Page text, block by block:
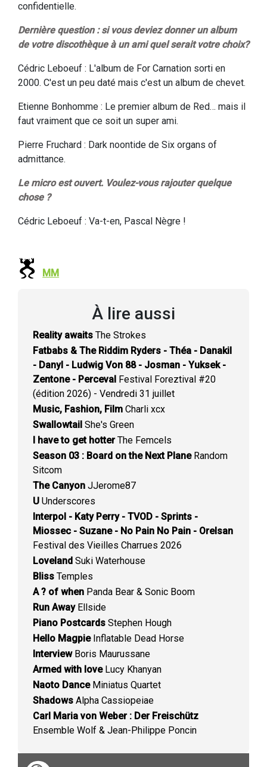
confidentielle.
Dernière question : si vous deviez donner un album
de votre discothèque à un ami quel serait votre choix?
Cédric Leboeuf : L'album de For Carnation sorti en
2000. C'est un peu daté mais c'est un album de chevet.
Etienne Bonhomme : Le premier album de Red… mais il
faut vraiment que ce soit un super ami.
Pierre Fruchard : Dark noontide de Six organs of
admittance.
Le micro est ouvert. Voulez-vous rajouter quelque
chose ?
Cédric Leboeuf : Va-t-en, Pascal Nègre !
MM
À lire aussi
Reality awaits The Strokes
Fatbabs & The Riddim Ryders - Théa - Danakil
- Danyl - Ludwig Von 88 - Josman - Yuksek -
Zentone - Perceval Festival Foreztival #20
(édition 2026) - Vendredi 31 juillet
Music, Fashion, Film Charli xcx
Swallowtail She's Green
I have to get hotterThe Femcels
Season 03 : Board on the Next PlaneRandom
Sitcom
The Canyon JJerome87
U Underscores
Interpol - Katy Perry - TVOD - Sprints -
Miossec - Suzane - No Pain No Pain - Orelsan
Festival des Vieilles Charrues 2026
Loveland Suki Waterhouse
Bliss Temples
A ? of when Panda Bear & Sonic Boom
Run AwayEllside
Piano Postcards Stephen Hough
Hello MagpieInflatable Dead Horse
InterviewBoris Maurussane
Armed with loveLucy Khanyan
Naoto DanceMiniatus Quartet
Shadows Alpha Cassiopeiae
Carl Maria von Weber : Der Freischütz
Ensemble Wolf & Jean-Philippe Poncin